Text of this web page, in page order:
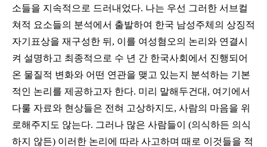
소들을 지속적으로 드러내었다. 나는 우선 그러한 서브컬
쳐적 요소들의 분석에서 출발하여 한국 남성주체의 상징적
자기표상을 재구성한 뒤, 이를 여성혐오의 논리와 연결시
켜 설명하고 최종적으로 수 년 간 한국사회에서 진행되어
온 물질적 변화와 어떤 연관을 맺고 있는지 분석하는 기본
적인 논리를 제공하고자 한다. 미리 말해두건대, 여기에서
다룰 자료와 현상들은 전혀 고상하지도, 사람의 마음을 위
로해주지도 않는다. 그러나 많은 사람들이 (의식하든 의식
하지 않든) 이러한 논리에 따라 사고하며 때로 이것들을 적